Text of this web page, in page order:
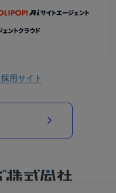
採用サイト